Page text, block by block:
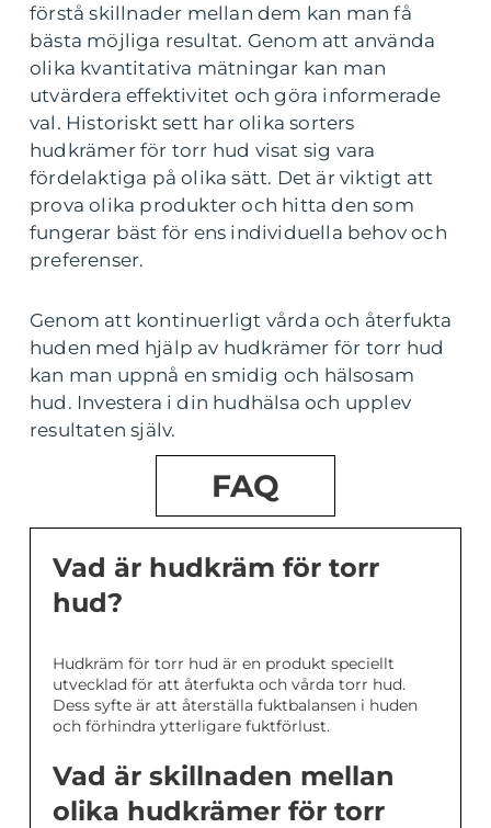
förstå skillnader mellan dem kan man få
bästa möjliga resultat. Genom att använda
olika kvantitativa mätningar kan man
utvärdera effektivitet och göra informerade
val. Historiskt sett har olika sorters
hudkrämer för torr hud visat sig vara
fördelaktiga på olika sätt. Det är viktigt att
prova olika produkter och hitta den som
fungerar bäst för ens individuella behov och
preferenser.
Genom att kontinuerligt vårda och återfukta
huden med hjälp av hudkrämer för torr hud
kan man uppnå en smidig och hälsosam
hud. Investera i din hudhälsa och upplev
resultaten själv.
FAQ
Vad är hudkräm för torr
hud?
Hudkräm för torr hud är en produkt speciellt
utvecklad för att återfukta och vårda torr hud.
Dess syfte är att återställa fuktbalansen i huden
och förhindra ytterligare fuktförlust.
Vad är skillnaden mellan
olika hudkrämer för torr